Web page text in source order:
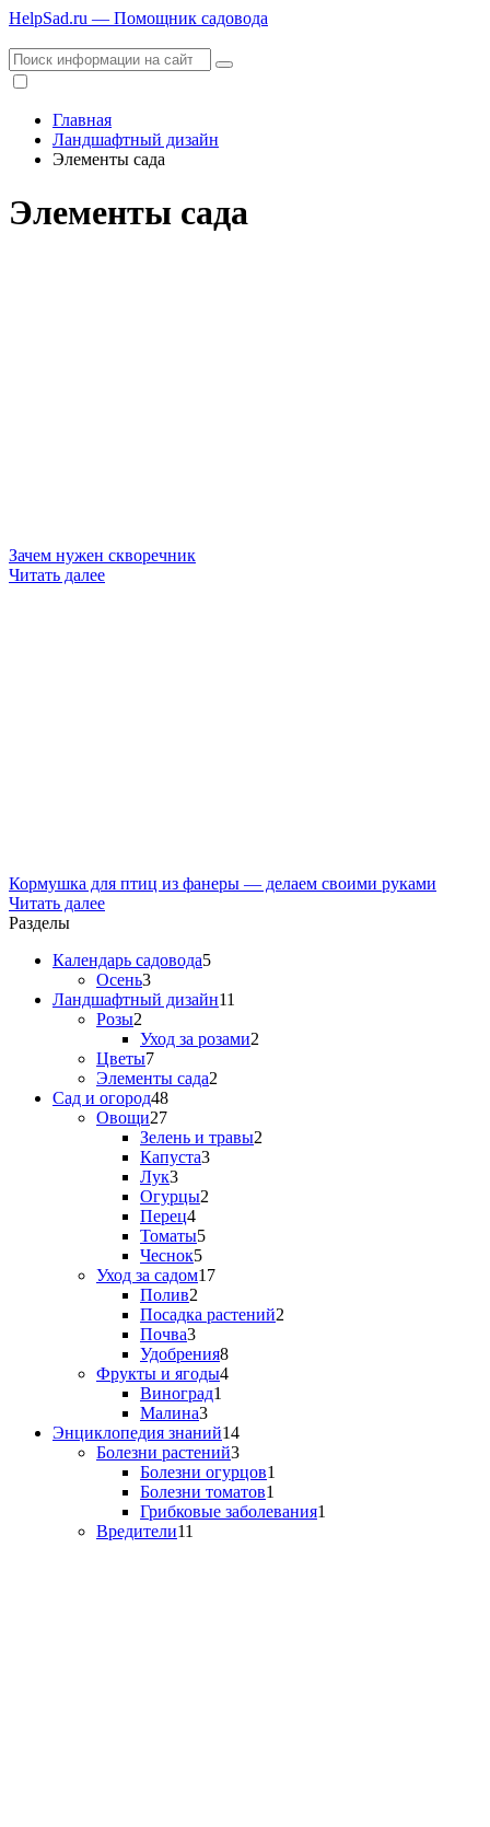
HelpSad.ru — Помощник садовода
Главная
Ландшафтный дизайн
Элементы сада
Элементы сада
Зачем нужен скворечник
Читать далее
Кормушка для птиц из фанеры — делаем своими руками
Читать далее
Разделы
Календарь садовода5
Осень3
Ландшафтный дизайн11
Розы2
Уход за розами2
Цветы7
Элементы сада2
Сад и огород48
Овощи27
Зелень и травы2
Капуста3
Лук3
Огурцы2
Перец4
Томаты5
Чеснок5
Уход за садом17
Полив2
Посадка растений2
Почва3
Удобрения8
Фрукты и ягоды4
Виноград1
Малина3
Энциклопедия знаний14
Болезни растений3
Болезни огурцов1
Болезни томатов1
Грибковые заболевания1
Вредители11